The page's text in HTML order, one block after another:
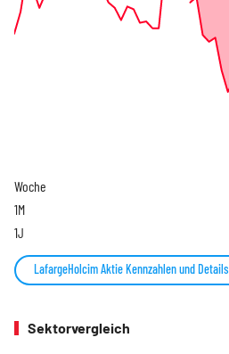
Woche
1M
1J
LafargeHolcim Aktie Kennzahlen und Details
Sektorvergleich